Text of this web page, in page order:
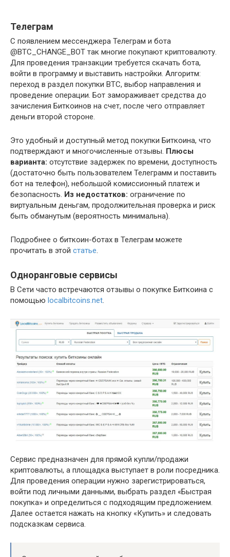
Телеграм
С появлением мессенджера Телеграм и бота
@BTC_CHANGE_BOT так многие покупают криптовалюту.
Для проведения транзакции требуется скачать бота,
войти в программу и выставить настройки. Алгоритм:
переход в раздел покупки BTC, выбор направления и
проведение операции. Бот замораживает средства до
зачисления Биткоинов на счет, после чего отправляет
деньги второй стороне.
Это удобный и доступный метод покупки Биткоина, что
подтверждают и многочисленные отзывы. Плюсы
варианта: отсутствие задержек по времени, доступность
(достаточно быть пользователем Телеграмм и поставить
бот на телефон), небольшой комиссионный платеж и
безопасность. Из недостатков: ограничение по
виртуальным деньгам, продолжительная проверка и риск
быть обманутым (вероятность минимальна).
Подробнее о биткоин-ботах в Телеграм можете
прочитать в этой статье.
Одноранговые сервисы
В Сети часто встречаются отзывы о покупке Биткоина с
помощью localbitcoins.net.
Сервис предназначен для прямой купли/продажи
криптовалюты, а площадка выступает в роли посредника.
Для проведения операции нужно зарегистрироваться,
войти под личными данными, выбрать раздел «Быстрая
покупка» и определиться с подходящим предложением.
Далее остается нажать на кнопку «Купить» и следовать
подсказкам сервиса.